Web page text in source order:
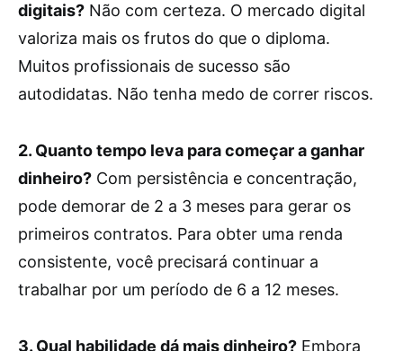
digitais? Não com certeza. O mercado digital
valoriza mais os frutos do que o diploma.
Muitos profissionais de sucesso são
autodidatas. Não tenha medo de correr riscos.
2. Quanto tempo leva para começar a ganhar
dinheiro? Com persistência e concentração,
pode demorar de 2 a 3 meses para gerar os
primeiros contratos. Para obter uma renda
consistente, você precisará continuar a
trabalhar por um período de 6 a 12 meses.
3. Qual habilidade dá mais dinheiro? Embora